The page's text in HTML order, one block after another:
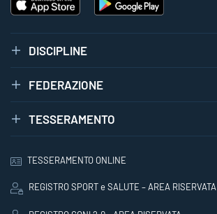
DISCIPLINE
FEDERAZIONE
TESSERAMENTO
TESSERAMENTO ONLINE
REGISTRO SPORT e SALUTE – AREA RISERVATA